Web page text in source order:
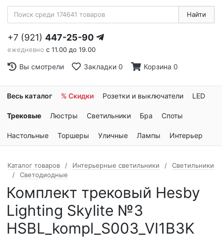
Найти
+7 (921) 447-25-90
ежедневно с 11.00 до 19.00
Вы смотрели Закладки 0 Корзина 0
Весь каталог % Скидки Розетки и выключатели LED
Трековые Люстры Светильники Бра Споты
Настольные Торшеры Уличные Лампы Интерьер
Каталог товаров Интерьерные светильники
Светильники
Светодиодные
Комплект трековый Hesby
Lighting Skylite №3
HSBL_kompl_S003_VI1B3K